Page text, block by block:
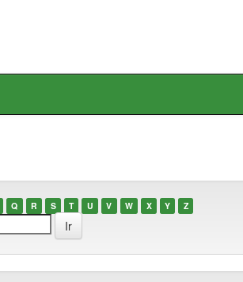
Q R S T U V W X Y Z